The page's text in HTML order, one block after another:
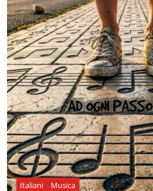
Italiani Musica